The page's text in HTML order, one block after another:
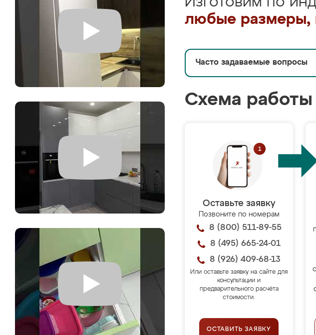
любые размеры,
Часто задаваемые вопросы
Схема работы
Оставьте заявку
Позвоните по номерам
8 (800) 511-89-55
8 (495) 665-24-01
8 (926) 409-68-13
Или оставьте заявку на сайте для
консультации и
предварительного расчёта
стоимости.
ОСТАВИТЬ ЗАЯВКУ